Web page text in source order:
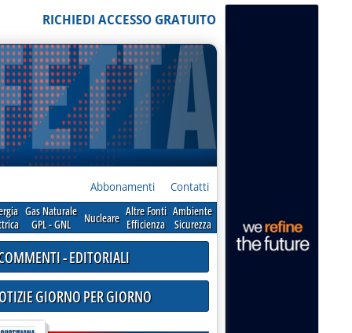
RICHIEDI ACCESSO GRATUITO
Abbonamenti Contatti
Gas Naturale
GPL - GNL
Nucleare Altre Fonti
Efficienza
Ambiente
Sicurezza
- EDITORIALI
GIORNO PER GIORNO